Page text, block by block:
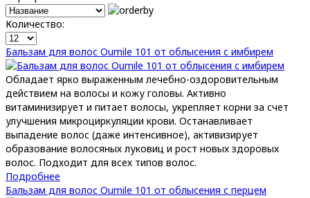
Количество:
Бальзам для волос Oumile 101 от облысения с имбирем
Обладает ярко выраженным лечебно-оздоровительным
действием на волосы и кожу головы. Активно
витаминизирует и питает волосы, укрепляет корни за счет
улучшения микроциркуляции крови. Останавливает
выпадение волос (даже интенсивное), активизирует
образование волосяных луковиц и рост новых здоровых
волос. Подходит для всех типов волос.
Подробнее
Бальзам для волос Oumile 101 от облысения с перцем